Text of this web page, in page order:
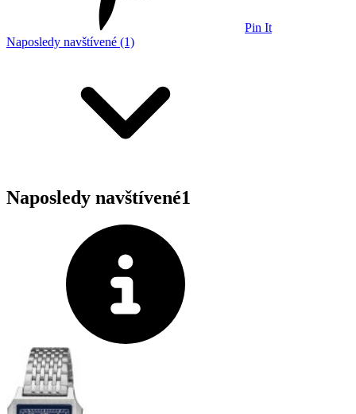
Pin It
Naposledy navštívené (1)
Naposledy navštívené1